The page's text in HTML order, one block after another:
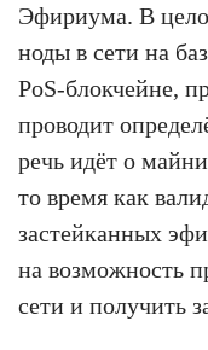
Эфириума. В
ноды в сети на
PoS-блокчейне,
проводит
речь идёт о
то время как
застейканных
на возможность
сети и получить